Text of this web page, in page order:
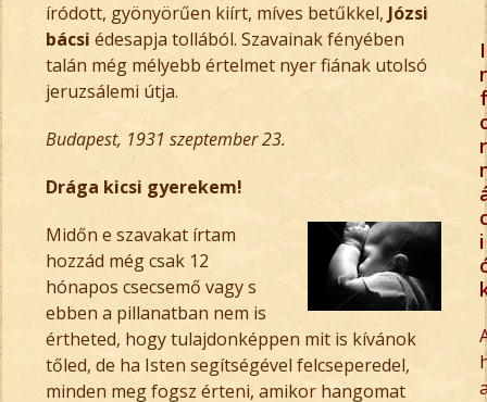
íródott, gyönyörűen kiírt, míves betűkkel, Józsi
bácsi édesapja tollából. Szavainak fényében
talán még mélyebb értelmet nyer fiának utolsó
jeruzsálemi útja.
Budapest, 1931 szeptember 23.
Drága kicsi gyerekem!
Midőn e szavakat írtam
hozzád még csak 12
hónapos csecsemő vagy s
ebben a pillanatban nem is
értheted, hogy tulajdonképpen mit is kívánok
tőled, de ha Isten segítségével felcseperedel,
minden meg fogsz érteni, amikor hangomat
I
f
r
i